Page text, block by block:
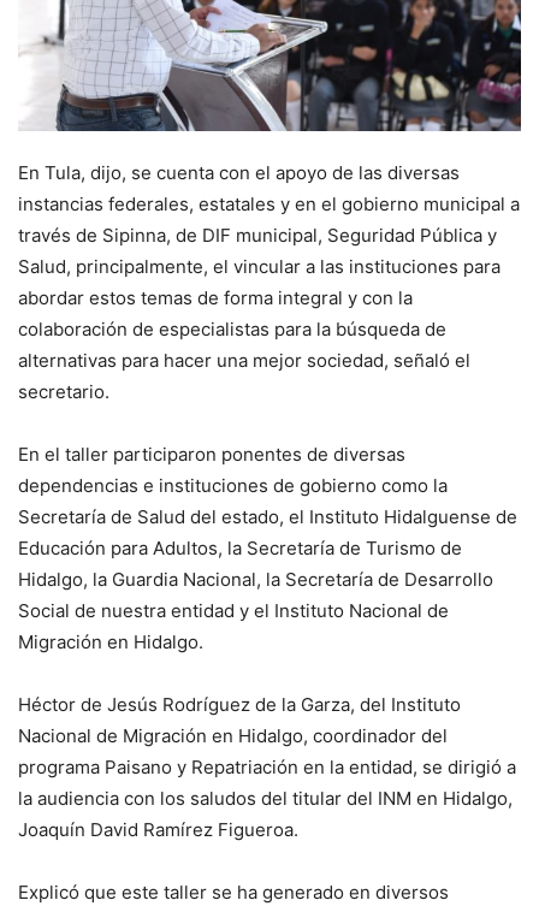
En Tula, dijo, se cuenta con el apoyo de las diversas
instancias federales, estatales y en el gobierno municipal a
través de Sipinna, de DIF municipal, Seguridad Pública y
Salud, principalmente, el vincular a las instituciones para
abordar estos temas de forma integral y con la
colaboración de especialistas para la búsqueda de
alternativas para hacer una mejor sociedad, señaló el
secretario.
En el taller participaron ponentes de diversas
dependencias e instituciones de gobierno como la
Secretaría de Salud del estado, el Instituto Hidalguense de
Educación para Adultos, la Secretaría de Turismo de
Hidalgo, la Guardia Nacional, la Secretaría de Desarrollo
Social de nuestra entidad y el Instituto Nacional de
Migración en Hidalgo.
Héctor de Jesús Rodríguez de la Garza, del Instituto
Nacional de Migración en Hidalgo, coordinador del
programa Paisano y Repatriación en la entidad, se dirigió a
la audiencia con los saludos del titular del INM en Hidalgo,
Joaquín David Ramírez Figueroa.
Explicó que este taller se ha generado en diversos